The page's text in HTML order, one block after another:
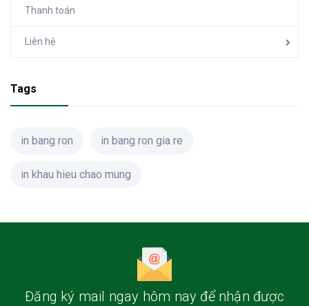
Thanh toán
Liên hệ
Tags
in bang ron in bang ron gia re
in khau hieu chao mung
Đăng ký mail ngay hôm nay để nhận được